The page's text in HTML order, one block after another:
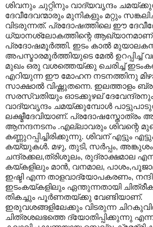
ശിവനും ചുറ്റിനും വാദ്യവൃന്ദം
ദേവീദേവന്മാരും മുനികളും മറ്റും
വിടരുന്നത്. പ്രദോഷത്തിലെ ഈ
ധ്യാനശ്ലോകത്തിന്റെ
പ്രദോഷമൂര്‍ത്തി. ഇടം കാല്‍
അപസ്മാരമൂര്‍ത്തിയുടെ മേല്‍ ഉറപ്പിച്ച്
മുഖം ഒരു വശത്തെയ്ക്കു ചെരിച്ച്
എറിയുന്ന ഈ മോഹന നടനത്തിനു
സാക്ഷാല്‍ വിഷ്ണുതന്നെ. ഇലത്താളം
സരസ്വതിയും ഓടക്കുഴല്
വാദ്യവൃന്ദം ചമയ്ക്കുമ്പോള്‍
ലക്ഷ്മീദേവിയാണ്. പ്രദോഷസ്തോത്രം
ആനന്ദനടനം .എല്ലാവരും ശിവന്റെ
കണ്ണുറപ്പിച്ചിരിക്കുന്നു. ശിവന് ‍എട്ടും
കയ്യുകള്‍. മഴു, തുടി, സര്‍പ്പം,
ചന്ദ്രക്കല,ത്രിശൂലം, രുദ്രാക്ഷമാല
കയ്കളിലും മാന്‍, വനമാല,
ഇഷ്ടി എന്ന താളവാദ്യോപകരണം,
ഇടംകയ്കളിലും ഏന്തുന്നതായി
തികച്ചും പൂര്‍ണതയ്ക്കു വേണ്ടിയാണ്.
ഇരുവശങ്ങളിലേക്കും വിടരുന്ന
ചിത്രശലഭത്തെ ദ്യോതിപ്പിക്കുന്നു